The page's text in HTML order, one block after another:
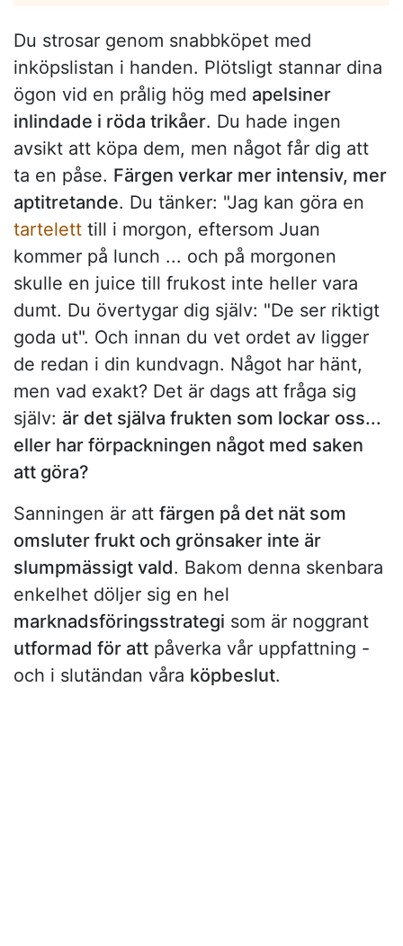
Du strosar genom snabbköpet med
inköpslistan i handen. Plötsligt stannar dina
ögon vid en prålig hög med apelsiner
inlindade i röda trikåer. Du hade ingen
avsikt att köpa dem, men något får dig att
ta en påse. Färgen verkar mer intensiv, mer
aptitretande. Du tänker: "Jag kan göra en
tartelett till i morgon, eftersom Juan
kommer på lunch ... och på morgonen
skulle en juice till frukost inte heller vara
dumt. Du övertygar dig själv: "De ser riktigt
goda ut". Och innan du vet ordet av ligger
de redan i din kundvagn. Något har hänt,
men vad exakt? Det är dags att fråga sig
själv: är det själva frukten som lockar oss...
eller har förpackningen något med saken
att göra?
Sanningen är att färgen på det nät som
omsluter frukt och grönsaker inte är
slumpmässigt vald. Bakom denna skenbara
enkelhet döljer sig en hel
marknadsföringsstrategi som är noggrant
utformad för att påverka vår uppfattning -
och i slutändan våra köpbeslut.